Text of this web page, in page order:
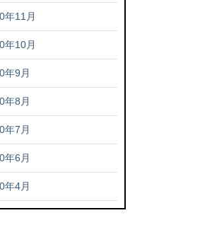
年11月
年10月
年9月
年8月
年7月
年6月
年4月